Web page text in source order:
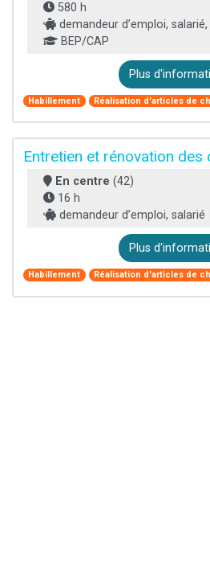
580 h
demandeur d’emploi, salarié,
BEP/CAP
Plus
Habillement Réalisation d'articles de
Entretien et rénovation des
En centre (42)
16 h
demandeur d’emploi, salarié
Plus
Habillement Réalisation d'articles de